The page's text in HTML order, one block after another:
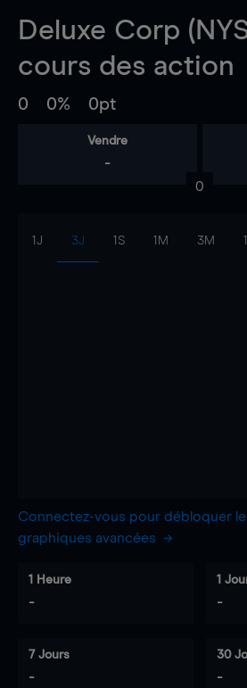
Deluxe Corp
cours des action
0 0% 0pt
Vendre
-
0
1J 3J 1S 1M 3M
Connectez-vous pour débloquer
graphiques avancées
1 Heure
-
1
-
7 Jours
-
30
-